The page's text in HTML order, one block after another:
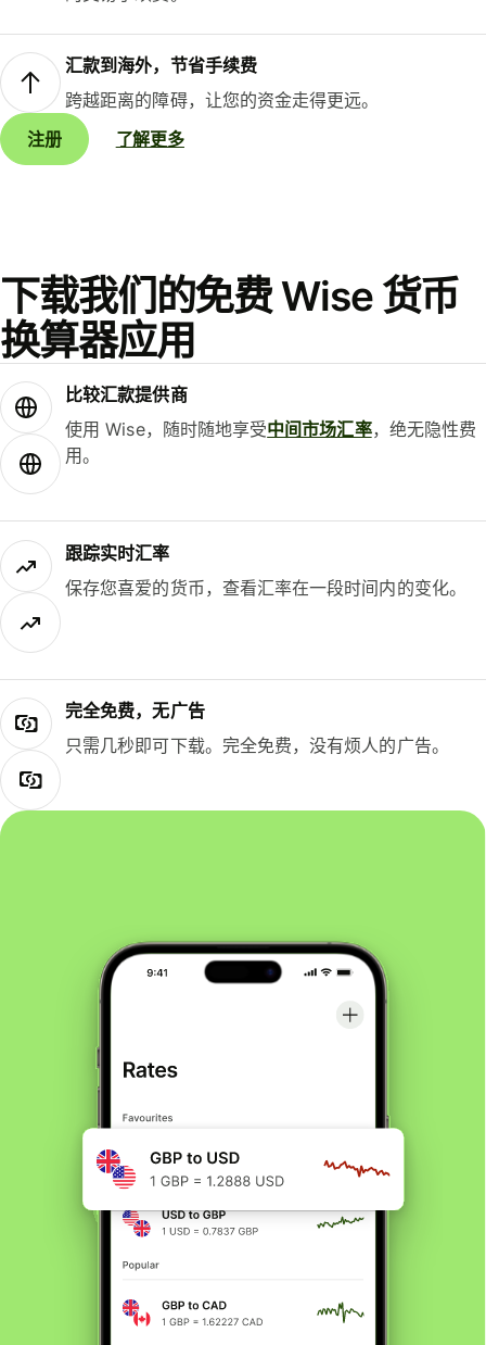
汇款到海外，节省手续费
跨越距离的障碍，让您的资金走得更远。
注册
了解更多
下载我们的免费 Wise 货币
换算器应用
比较汇款提供商
使用 Wise，随时随地享受中间市场汇率，绝无隐性费
用。
跟踪实时汇率
保存您喜爱的货币，查看汇率在一段时间内的变化。
完全免费，无广告
只需几秒即可下载。完全免费，没有烦人的广告。